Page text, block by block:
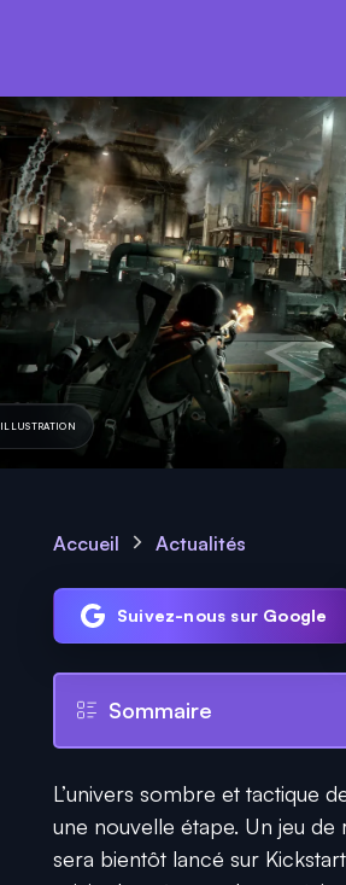
ILLUSTRATION
Accueil Actualités
Suivez-nous sur Google
Sommaire
L’univers sombre et tactique
une nouvelle étape. Un jeu
sera bientôt lancé sur